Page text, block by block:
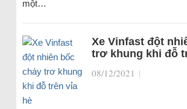
một…
Xe Vinfast đột
trơ khung khi đỗ
08/12/2021 |